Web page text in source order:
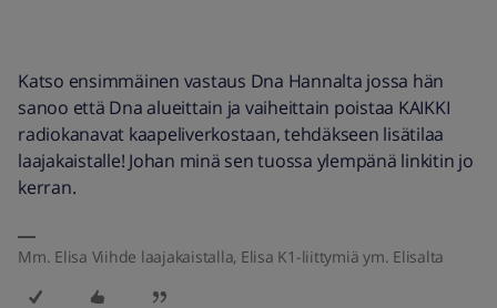
Katso ensimmäinen vastaus Dna Hannalta jossa hän
sanoo että Dna alueittain ja vaiheittain poistaa KAIKKI
radiokanavat kaapeliverkostaan, tehdäkseen lisätilaa
laajakaistalle! Johan minä sen tuossa ylempänä linkitin jo
kerran.
Mm. Elisa Viihde laajakaistalla, Elisa K1-liittymiä ym. Elisalta